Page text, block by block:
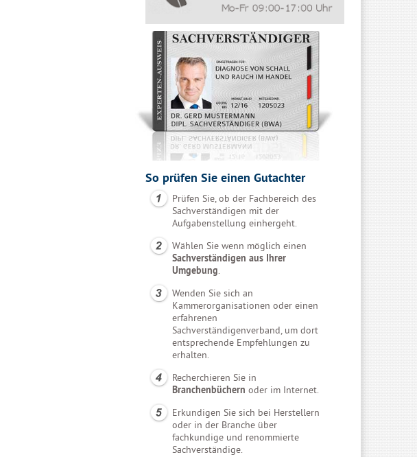
So prüfen Sie einen Gutachter
Prüfen Sie, ob der Fachbereich des
Sachverständigen mit der
Aufgabenstellung einhergeht.
Wählen Sie wenn möglich einen
Sachverständigen aus Ihrer
Umgebung.
Wenden Sie sich an
Kammerorganisationen oder einen
erfahrenen
Sachverständigenverband, um dort
entsprechende Empfehlungen zu
erhalten.
Recherchieren Sie in
Branchenbüchern oder im Internet.
Erkundigen Sie sich bei Herstellern
oder in der Branche über
fachkundige und renommierte
Sachverständige.